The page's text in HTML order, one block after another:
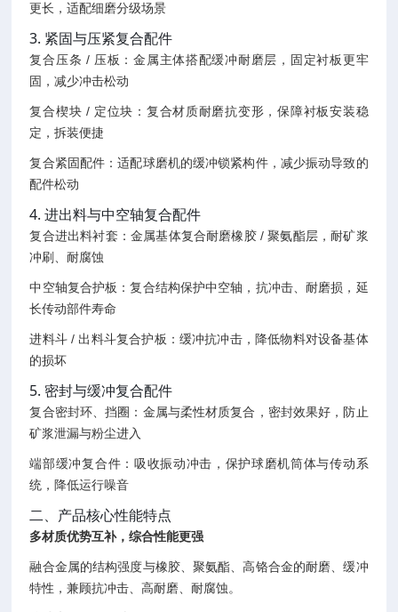
更长，适配细磨分级场景
3. 紧固与压紧复合配件
复合压条 / 压板：金属主体搭配缓冲耐磨层，固定衬板更牢
固，减少冲击松动
复合楔块 / 定位块：复合材质耐磨抗变形，保障衬板安装稳
定，拆装便捷
复合紧固配件：适配球磨机的缓冲锁紧构件，减少振动导致的
配件松动
4. 进出料与中空轴复合配件
复合进出料衬套：金属基体复合耐磨橡胶 / 聚氨酯层，耐矿浆
冲刷、耐腐蚀
中空轴复合护板：复合结构保护中空轴，抗冲击、耐磨损，延
长传动部件寿命
进料斗 / 出料斗复合护板：缓冲抗冲击，降低物料对设备基体
的损坏
5. 密封与缓冲复合配件
复合密封环、挡圈：金属与柔性材质复合，密封效果好，防止
矿浆泄漏与粉尘进入
端部缓冲复合件：吸收振动冲击，保护球磨机筒体与传动系
统，降低运行噪音
二、产品核心性能特点
多材质优势互补，综合性能更强
融合金属的结构强度与橡胶、聚氨酯、高铬合金的耐磨、缓冲
特性，兼顾抗冲击、高耐磨、耐腐蚀。